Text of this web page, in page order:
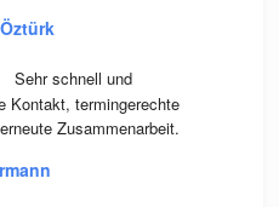
Sehr schnell und
Kontakt, termingerechte
Zusammenarbeit.